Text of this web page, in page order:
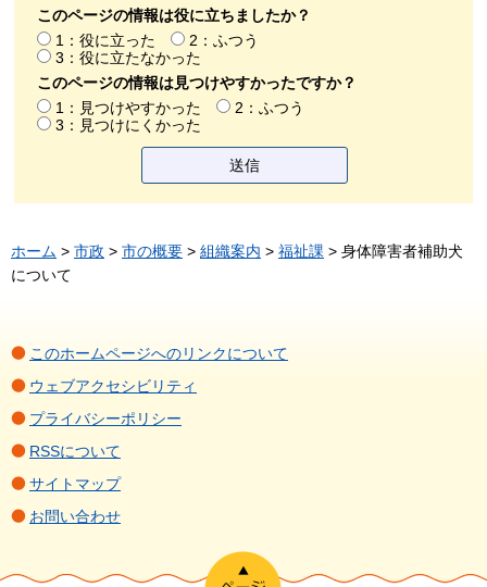
このページの情報は役に立ちましたか？
1：役に立った
2：ふつう
3：役に立たなかった
このページの情報は見つけやすかったですか？
1：見つけやすかった
2：ふつう
3：見つけにくかった
ホーム > 市政 > 市の概要 > 組織案内 > 福祉課 > 身体障害者補助犬
について
このホームページへのリンクについて
ウェブアクセシビリティ
プライバシーポリシー
RSSについて
サイトマップ
お問い合わせ